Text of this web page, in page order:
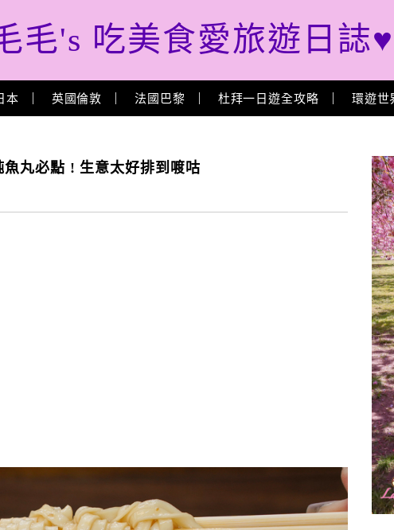
毛's 吃美食愛旅遊日誌♥
本 英國倫敦 法國巴黎 杜拜一日遊全攻略 環遊世
丸必點 ! 生意太好排到喥咕